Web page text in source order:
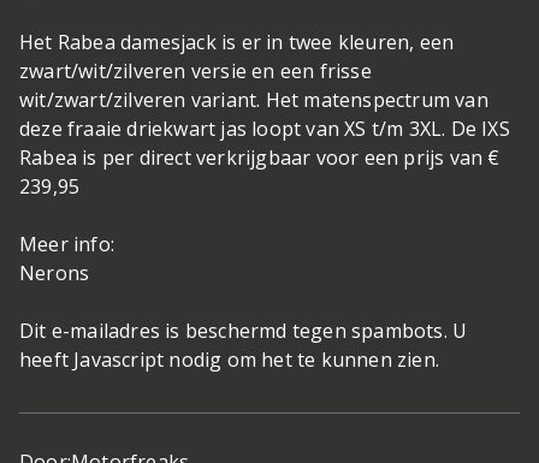
Het Rabea damesjack is er in twee kleuren, een
zwart/wit/zilveren versie en een frisse
wit/zwart/zilveren variant. Het matenspectrum van
deze fraaie driekwart jas loopt van XS t/m 3XL. De IXS
Rabea is per direct verkrijgbaar voor een prijs van €
239,95
Meer info:
Nerons
Dit e-mailadres is beschermd tegen spambots. U
heeft Javascript nodig om het te kunnen zien.